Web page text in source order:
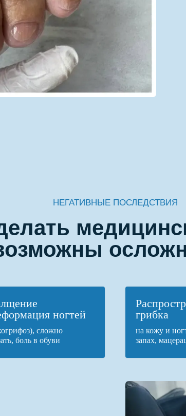
НЕГАТИВНЫЕ ПОСЛЕДСТВИЯ
ногтей
сложно
боль в обуви
грибка
на кожу и
запах,